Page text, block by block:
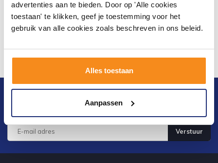
advertenties aan te bieden. Door op 'Alle cookies
toestaan' te klikken, geef je toestemming voor het
gebruik van alle cookies zoals beschreven in ons beleid.
Alles toestaan
Aanpassen
Verstuur